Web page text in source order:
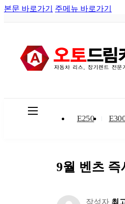
본문 바로가기 주메뉴 바로가기
카테고
리
E250
9월 벤츠
작성자 최